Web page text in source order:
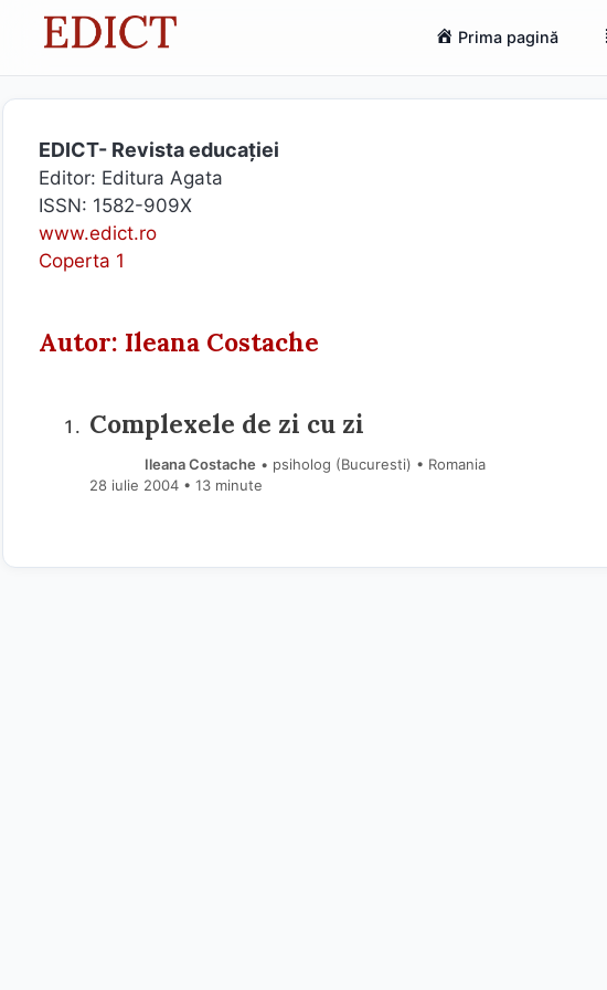
Prima pagină
EDICT- Revista educației
Editor: Editura Agata
ISSN: 1582-909X
www.edict.ro
Coperta 1
Autor: Ileana Costache
Complexele de zi cu zi
Ileana Costache • psiholog (Bucuresti) • Romania
28 iulie 2004 • 13 minute